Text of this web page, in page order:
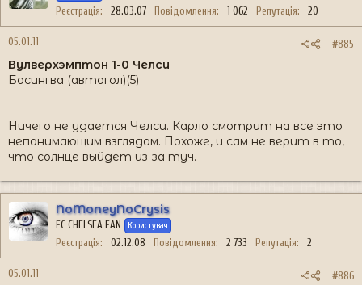
Реєстрація 28.03.07 Повідомлення 1 062 Репутація 20
05.01.11 #885
Вулверхэмптон 1-0 Челси
Босингва (автогол)(5)
Ничего не удается Челси. Карло смотрит на все это
непонимающим взглядом. Похоже, и сам не верит в то,
что солнце выйдет из-за туч.
NoMoneyNoCrysis
FC CHELSEA FAN Користувач
Реєстрація 02.12.08 Повідомлення 2 733 Репутація 2
05.01.11 #886